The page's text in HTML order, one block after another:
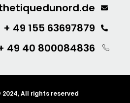
63697879 155
800084836 40
Copyright © 2024, All rights reserved.